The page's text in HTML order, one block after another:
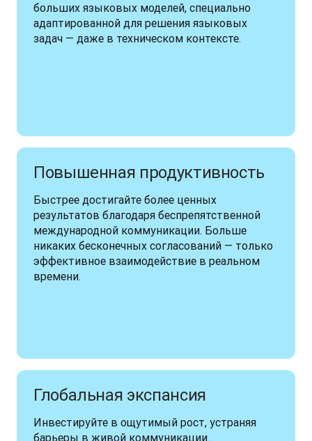
больших языковых моделей, специально
адаптированной для решения языковых
задач — даже в техническом контексте.
Повышенная продуктивность
Быстрее достигайте более ценных
результатов благодаря беспрепятственной
международной коммуникации. Больше
никаких бесконечных согласований — только
эффективное взаимодействие в реальном
времени.
Глобальная экспансия
Инвестируйте в ощутимый рост, устраняя
барьеры в живой коммуникации.